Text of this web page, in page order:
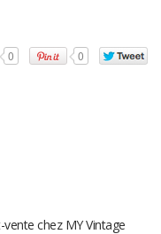
0 0
chez MY Vintage